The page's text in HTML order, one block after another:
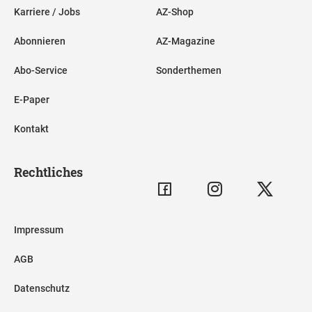
Karriere / Jobs
Abonnieren
Abo-Service
E-Paper
Kontakt
AZ-Shop
AZ-Magazine
Sonderthemen
Rechtliches
Impressum
AGB
Datenschutz